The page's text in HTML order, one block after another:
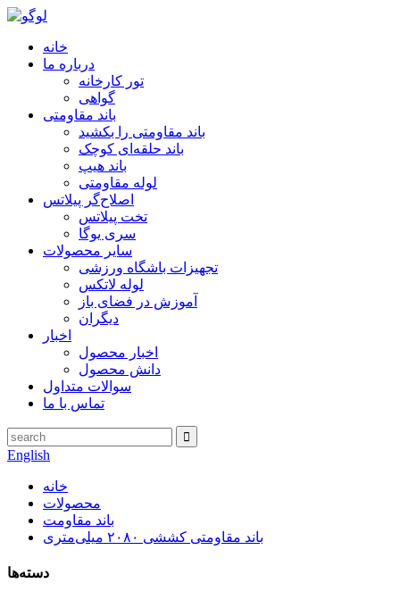
خانه
درباره ما
تور کارخانه
گواهی
باند مقاومتی
باند مقاومتی را بکشید
باند حلقه‌ای کوچک
باند هیپ
لوله مقاومتی
اصلاح‌گر پیلاتس
تخت پیلاتس
سری یوگا
سایر محصولات
تجهیزات باشگاه ورزشی
لوله لاتکس
آموزش در فضای باز
دیگران
اخبار
اخبار محصول
دانش محصول
سوالات متداول
تماس با ما
English
خانه
محصولات
باند مقاومت
باند مقاومتی کششی ۲۰۸۰ میلی‌متری
دسته‌ها